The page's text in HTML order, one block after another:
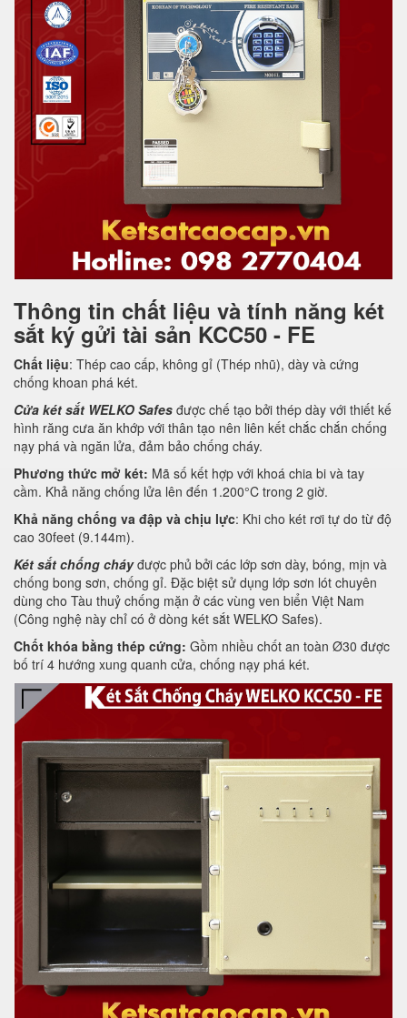
Thông tin chất liệu và tính năng két
sắt ký gửi tài sản KCC50 - FE
Chất liệu: Thép cao cấp, không gỉ (Thép nhũ), dày và cứng
chống khoan phá két.
Cửa két sắt WELKO Safes được chế tạo bởi thép dày với thiết kế
hình răng cưa ăn khớp với thân tạo nên liên kết chắc chắn chống
nạy phá và ngăn lửa, đảm bảo chống cháy.
Phương thức mở két: Mã số kết hợp với khoá chia bi và tay
cầm. Khả năng chống lửa lên đến 1.200°C trong 2 giờ.
Khả năng chống va đập và chịu lực: Khi cho két rơi tự do từ độ
cao 30feet (9.144m).
Két sắt chống cháyđược phủ bởi các lớp sơn dày, bóng, mịn và
chống bong sơn, chống gỉ. Đặc biệt sử dụng lớp sơn lót chuyên
dùng cho Tàu thuỷ chống mặn ở các vùng ven biển Việt Nam
(Công nghệ này chỉ có ở dòng két sắt WELKO Safes).
Chốt khóa bằng thép cứng: Gồm nhiều chốt an toàn Ø30 được
bố trí 4 hướng xung quanh cửa, chống nạy phá két.